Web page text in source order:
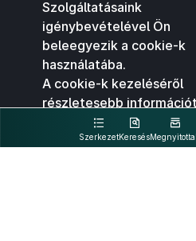
SzerkezetKeresés
Szolgáltatásaink
igénybevételével Ön
beleegyezik a cookie-k
használatába.
A cookie-k kezeléséről
részletesebb
kattintva olvashat.